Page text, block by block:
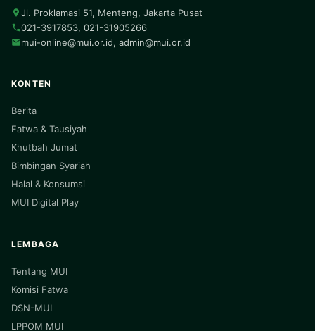
Jl. Proklamasi 51, Menteng, Jakarta Pusat
021-3917853, 021-31905266
mui-online@mui.or.id, admin@mui.or.id
KONTEN
Berita
Fatwa & Tausiyah
Khutbah Jumat
Bimbingan Syariah
Halal & Konsumsi
MUI Digital Play
LEMBAGA
Tentang MUI
Komisi Fatwa
DSN-MUI
LPPOM MUI